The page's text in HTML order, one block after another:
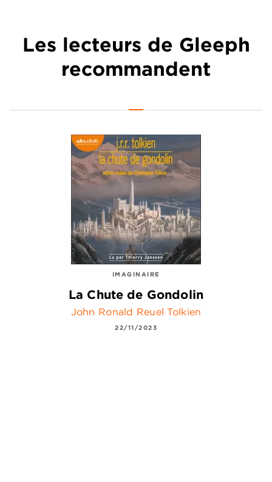
Les lecteurs de Gleeph
recommandent
IMAGINAIRE
La Chute de Gondolin
John Ronald Reuel Tolkien
22/11/2023